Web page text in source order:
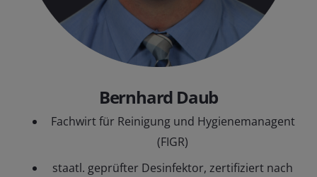
Bernhard Daub
Fachwirt für Reinigung und Hygienemanagent
(FIGR)
staatl. geprüfter Desinfektor, zertifiziert nach